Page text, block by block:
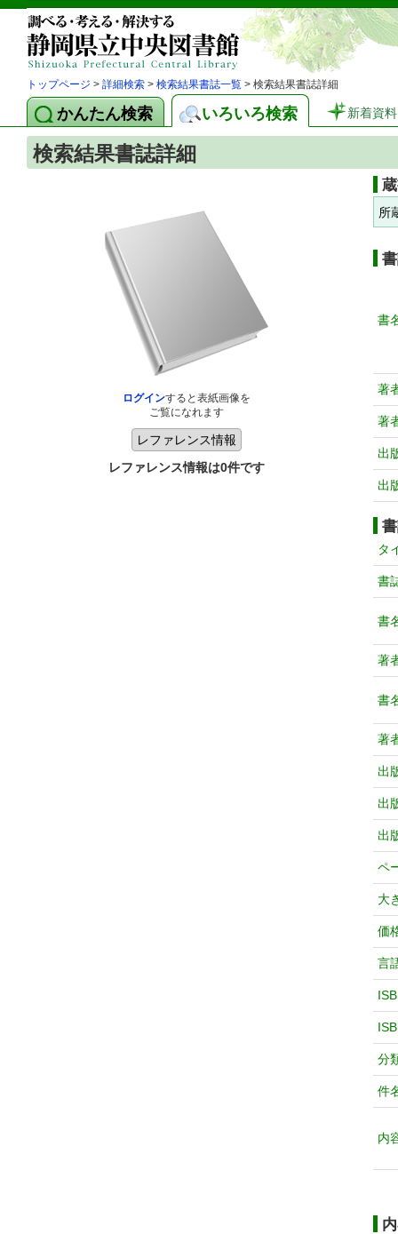
トップページ > 詳細検索 > 検索結果書誌一覧 > 検索結果書誌詳細
かんたん検索 いろいろ検索 新着資料
検索結果書誌詳細
ログインすると表紙画像を
ご覧になれます
レファレンス情報は0件です
所
書
著
著
出
出
タ
書
書
著
書
著
出
出
出
ペ
大
価
言
分
件
内